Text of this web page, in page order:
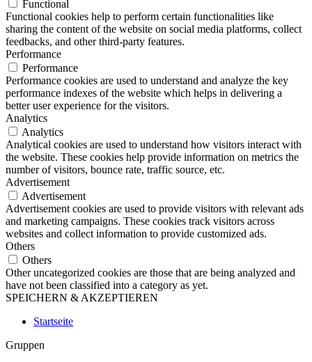
Functional
Functional cookies help to perform certain functionalities like
sharing the content of the website on social media platforms, collect
feedbacks, and other third-party features.
Performance
Performance
Performance cookies are used to understand and analyze the key
performance indexes of the website which helps in delivering a
better user experience for the visitors.
Analytics
Analytics
Analytical cookies are used to understand how visitors interact with
the website. These cookies help provide information on metrics the
number of visitors, bounce rate, traffic source, etc.
Advertisement
Advertisement
Advertisement cookies are used to provide visitors with relevant ads
and marketing campaigns. These cookies track visitors across
websites and collect information to provide customized ads.
Others
Others
Other uncategorized cookies are those that are being analyzed and
have not been classified into a category as yet.
SPEICHERN & AKZEPTIEREN
Startseite
Gruppen